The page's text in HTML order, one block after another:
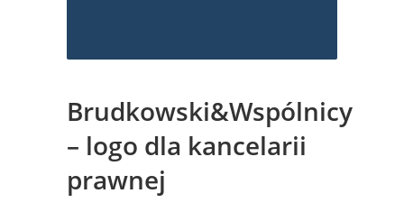
Brudkowski&Wspólnicy
– logo dla kancelarii
prawnej